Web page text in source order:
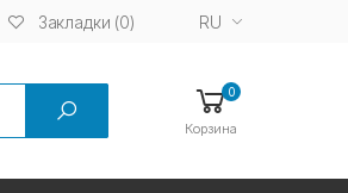
Закладки (0) RU
0
Корзина